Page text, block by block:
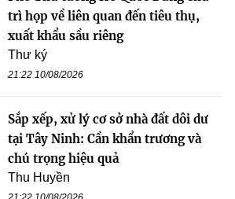
trì họp về liên quan đến tiêu thụ,
xuất khẩu sầu riêng
Thư ký
21:22 10/08/2026
Sắp xếp, xử lý cơ sở nhà đất dôi dư
tại Tây Ninh: Cần khẩn trương và
chú trọng hiệu quả
Thu Huyền